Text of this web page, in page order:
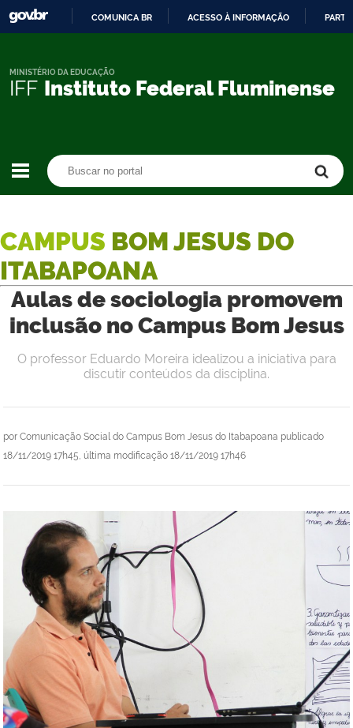
CONTEÚDO
COMUNICA BR ACESSO À INFORMAÇÃO
IFF Instituto Federal Fluminense
MINISTÉRIO DA EDUCAÇÃO
CAMPUS BOM JESUS DO
ITABAPOANA
Aulas de sociologia promovem
inclusão no Campus Bom Jesus
por Comunicação Social do Campus Bom Jesus do Itabapoana publicado
18/11/2019 17h45, última modificação 18/11/2019 17h46
O professor Eduardo Moreira idealizou a iniciativa para
discutir conteúdos da disciplina.